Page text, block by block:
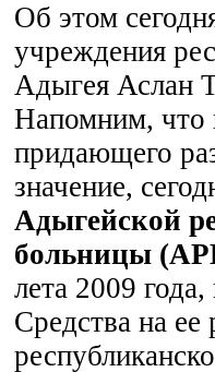
Об этом
учреждения
Адыгея Аслан
Напомним, что
придающего
значение,
Адыгейской
больницы
лета 2009
Средства на